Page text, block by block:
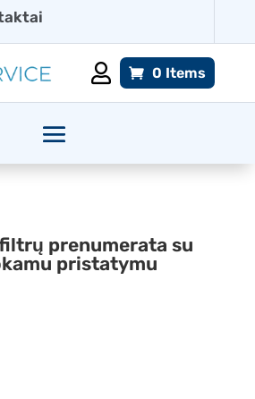
 0 Items
prenumerata su
pristatymu